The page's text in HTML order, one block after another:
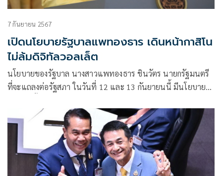
7 กันยายน 2567
เปิดนโยบายรัฐบาลแพทองธาร เดินหน้ากาสิโน
ไม่ล้มดิจิทัลวอลเล็ต
นโยบายของรัฐบาล นางสาวแพทองธาร ชินวัตร นายกรัฐมนตรี
ที่จะแถลงต่อรัฐสภา ในวันที่ 12 และ 13 กันยายนนี้ มีนโยบาย
นโยบายที่สี่